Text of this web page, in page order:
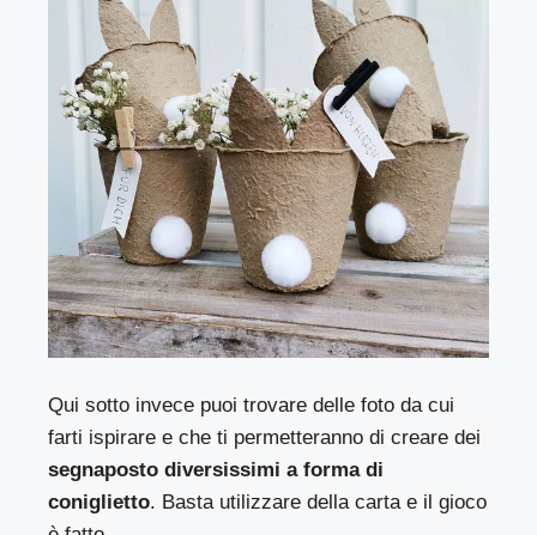
Qui sotto invece puoi trovare delle foto da cui
farti ispirare e che ti permetteranno di creare dei
segnaposto diversissimi a forma di
coniglietto. Basta utilizzare della carta e il gioco